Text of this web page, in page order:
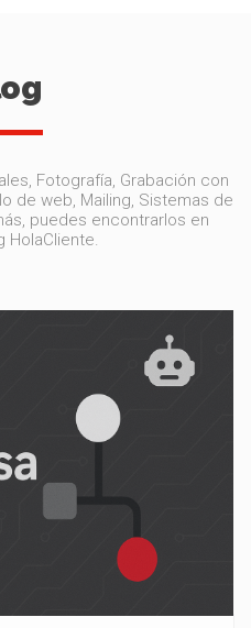
Fotografía, Grabación con
de web, Mailing, Sistemas de
puedes encontrarlos en
HolaCliente.